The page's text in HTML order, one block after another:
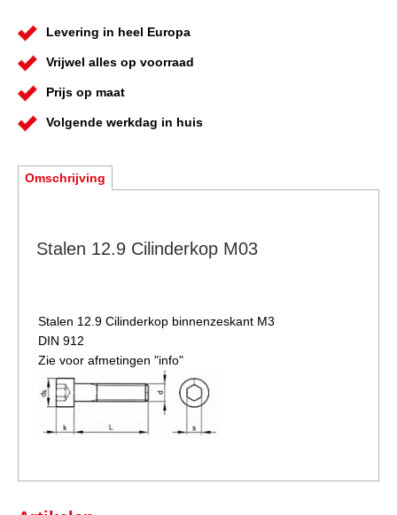
Levering in heel Europa
Vrijwel alles op voorraad
Prijs op maat
Volgende werkdag in huis
Omschrijving
Stalen 12.9 Cilinderkop M03
Stalen 12.9 Cilinderkop binnenzeskant M3
DIN 912
Zie voor afmetingen "info"